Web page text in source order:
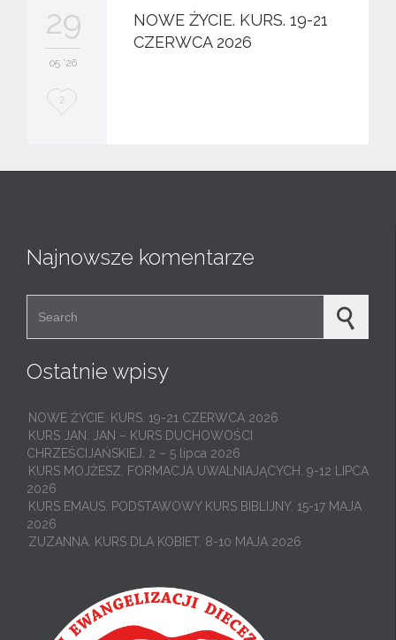
29
05 '26
L
2
NOWE ŻYCIE. KURS. 19-21
CZERWCA 2026
Najnowsze komentarze
Ostatnie wpisy
NOWE ŻYCIE. KURS. 19-21 CZERWCA 2026
KURS JAN. JAN – KURS DUCHOWOŚCI
CHRZEŚCIJAŃSKIEJ. 2 – 5 lipca 2026
KURS MOJŻESZ. FORMACJA UWALNIAJĄCYCH. 9-12 LIPCA
2026
KURS EMAUS. PODSTAWOWY KURS BIBLIJNY. 15-17 MAJA
2026
ZUZANNA. KURS DLA KOBIET. 8-10 MAJA 2026